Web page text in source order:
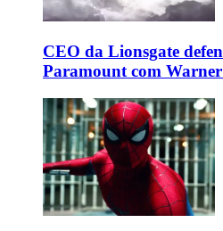
CEO da Lionsgate
Paramount com